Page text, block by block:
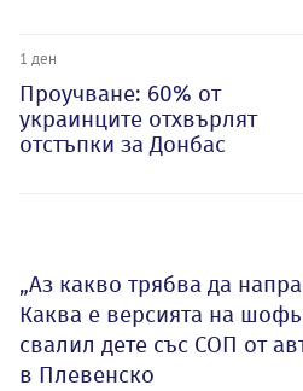
1 ден
Проучване: 60% от
украинците отхвърлят
отстъпки за Донбас
„Аз какво трябва да
Каква е версията на
свалил дете със СОП от
в Плевенско